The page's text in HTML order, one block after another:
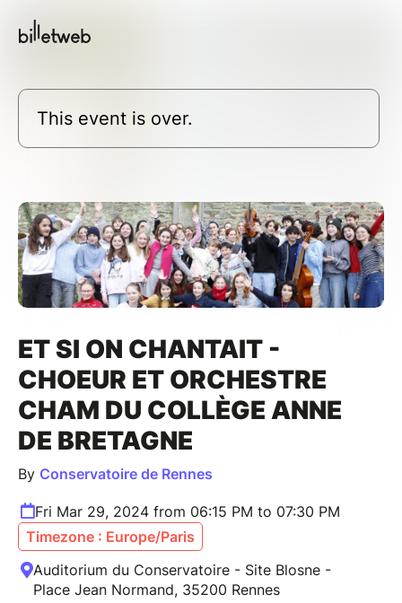
This event is over.
ET SI ON CHANTAIT -
CHOEUR ET ORCHESTRE
CHAM DU COLLÈGE ANNE
DE BRETAGNE
By Conservatoire de Rennes
Fri Mar 29, 2024 from 06:15 PM to 07:30 PM
Timezone : Europe/Paris
Auditorium du Conservatoire - Site Blosne -
Place Jean Normand, 35200 Rennes